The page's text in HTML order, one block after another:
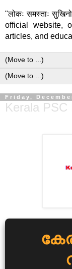
"लोकः समस्ताः
official website,
articles, and
Friday,
Kerala PSC